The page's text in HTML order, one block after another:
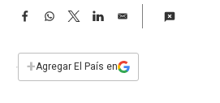
F
e
b
W
s
T
w
t
L
E
i
l
+Agregar El País en